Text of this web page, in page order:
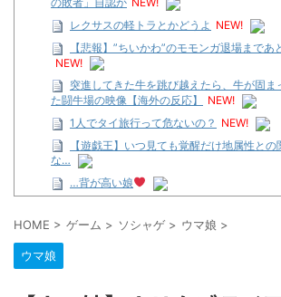
レクサスの軽トラとかどうよ NEW!
【悲報】”ちいかわ”のモモンガ退場まであ
NEW!
突進してきた牛を跳び越えたら、牛が固ま
た闘牛場の映像【海外の反応】
NEW!
1人でタイ旅行って危ないの？ NEW!
【遊戯王】いつ見ても覚醒だけ地属性と
な…
…背が高い娘
な…
HOME > ゲーム > ソシャゲ > ウマ娘 >
ウマ娘